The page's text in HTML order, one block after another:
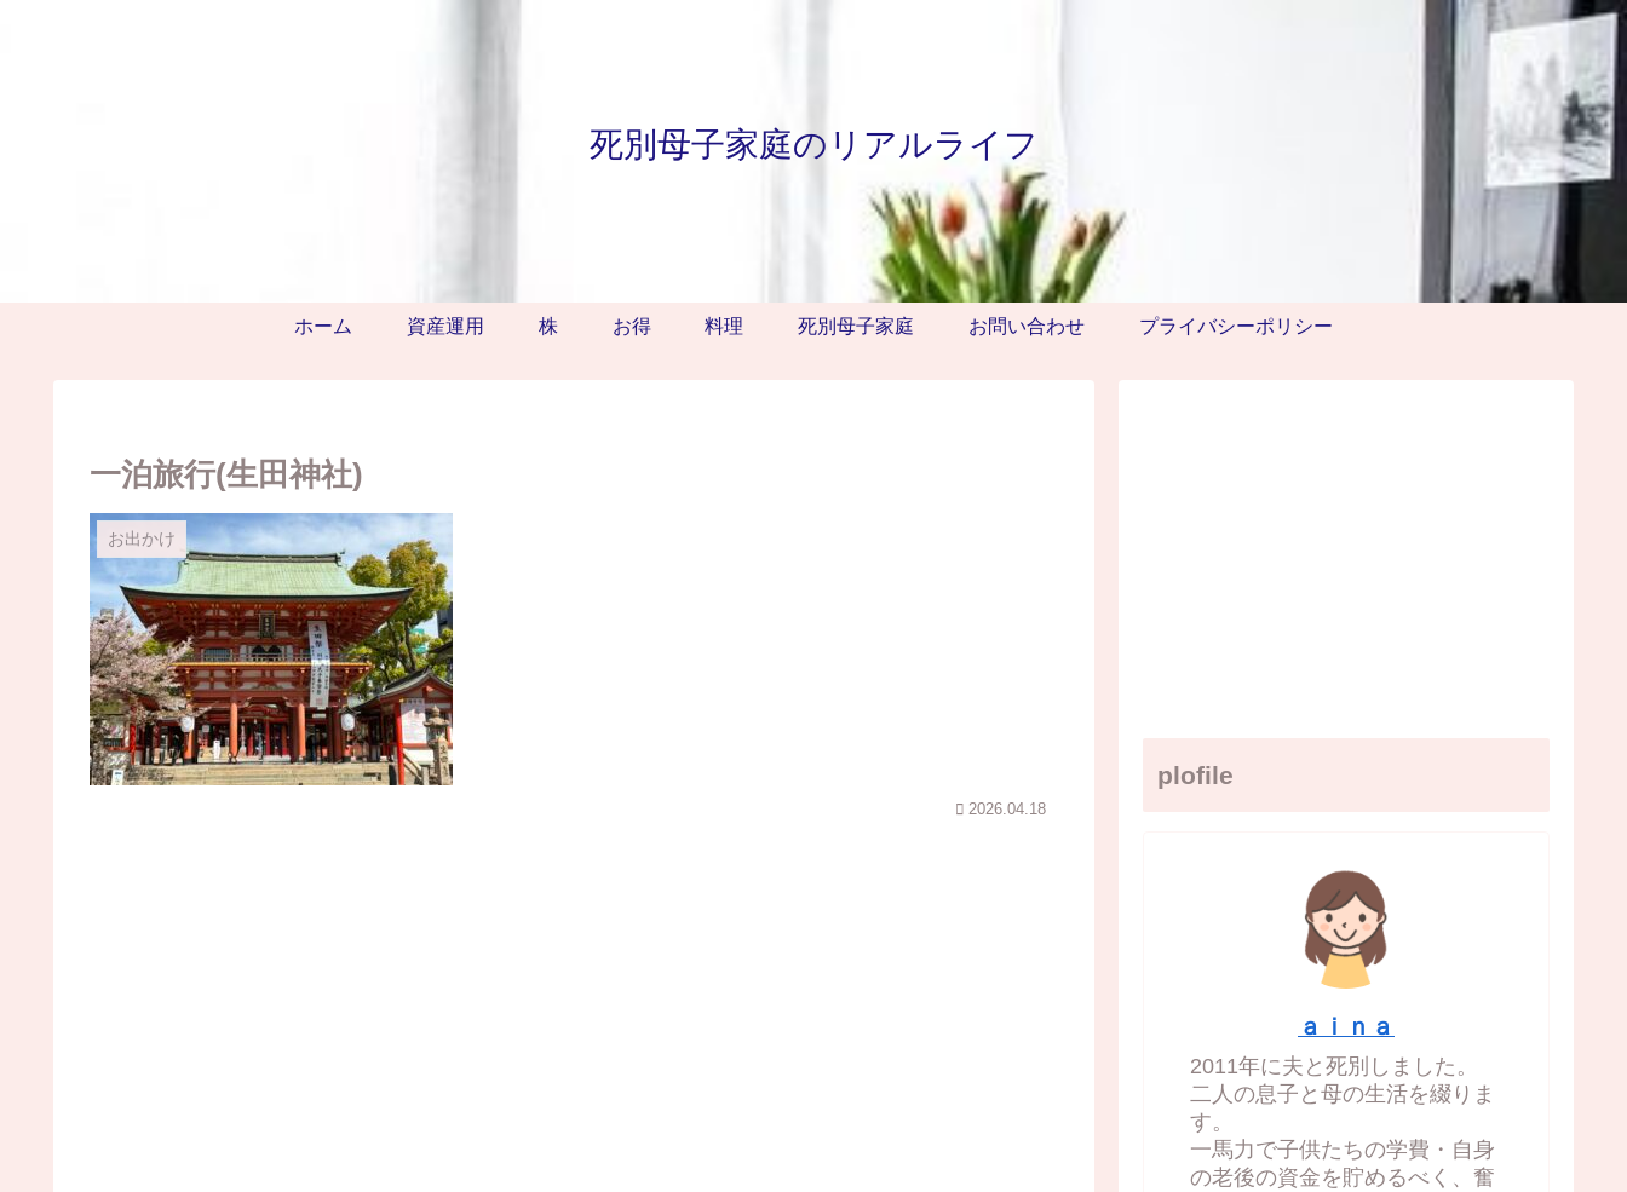
死別母子家庭のリアルライフ
ホーム 資産運用 株 お得 料理 死別母子家庭 お問い合わせ プライバシーポリシー
一泊旅行(生田神社)
お出かけ
2026.04.18
plofile
ａｉｎａ
2011年に夫と死別しました。
二人の息子と母の生活を綴りま
す。
一馬力で子供たちの学費・自身
の老後の資金を貯めるべく、奮